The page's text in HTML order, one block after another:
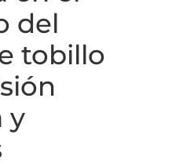
del
tobillo
y